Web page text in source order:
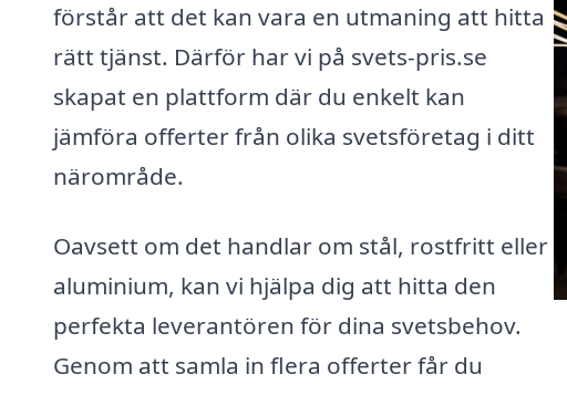
förstår att det kan vara en utmaning att hitta
rätt tjänst. Därför har vi på svets-pris.se
skapat en plattform där du enkelt kan
jämföra offerter från olika svetsföretag i ditt
närområde.
Oavsett om det handlar om stål, rostfritt eller
aluminium, kan vi hjälpa dig att hitta den
perfekta leverantören för dina svetsbehov.
Genom att samla in flera offerter får du